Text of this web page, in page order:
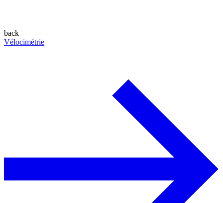
back
Vélocimétrie